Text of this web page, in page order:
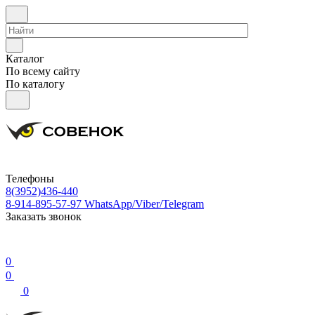
Каталог
По всему сайту
По каталогу
Телефоны
8(3952)436-440
8-914-895-57-97 WhatsApp/Viber/Telegram
Заказать звонок
0
0
0